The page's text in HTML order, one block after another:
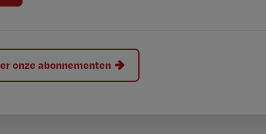
onze abonnementen